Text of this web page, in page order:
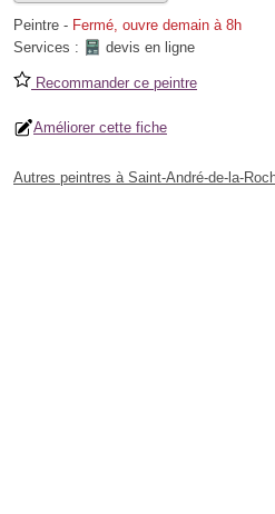
Peintre - Fermé, ouvre demain à 8h
Services :
devis en ligne
Recommander ce peintre
Améliorer cette fiche
Autres peintres à Saint-André-de-la-